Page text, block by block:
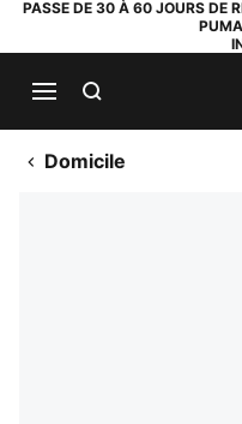
PASSE DE 30 À 60 JOURS DE
Domicile